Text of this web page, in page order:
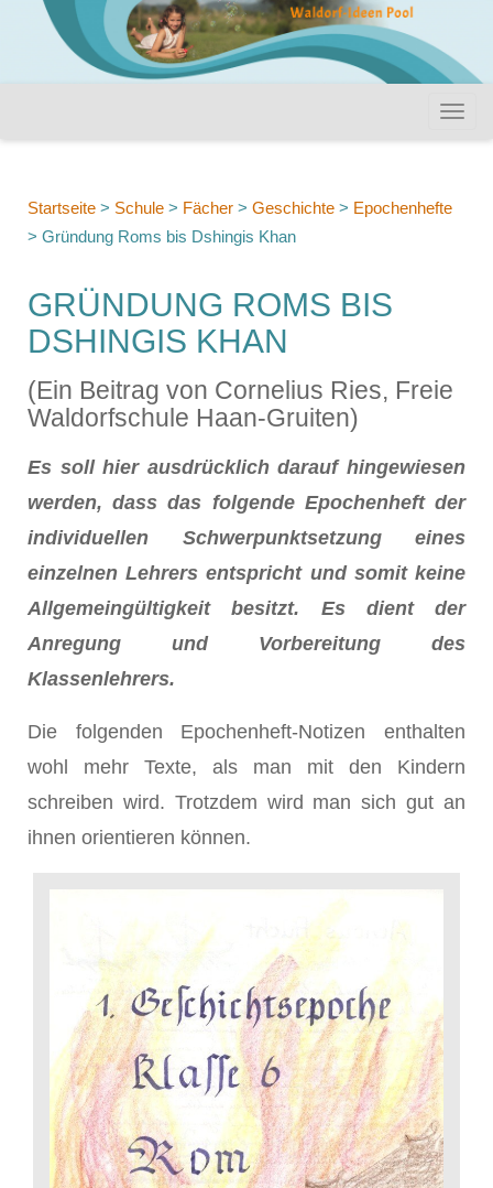
Startseite > Schule > Fächer > Geschichte > Epochenhefte
> Gründung Roms bis Dshingis Khan
GRÜNDUNG ROMS BIS
DSHINGIS KHAN
(Ein Beitrag von Cornelius Ries, Freie
Waldorfschule Haan-Gruiten)
Es soll hier ausdrücklich darauf hingewiesen
werden, dass das folgende Epochenheft der
individuellen Schwerpunktsetzung eines
einzelnen Lehrers entspricht und somit keine
Allgemeingültigkeit besitzt. Es dient der
Anregung und Vorbereitung des
Klassenlehrers.
Die folgenden Epochenheft-Notizen enthalten
wohl mehr Texte, als man mit den Kindern
schreiben wird. Trotzdem wird man sich gut an
ihnen orientieren können.